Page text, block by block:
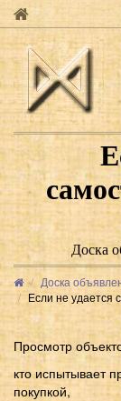
Доска
Доска
Если не удается
Просмотр
кто испытывает
покупкой,